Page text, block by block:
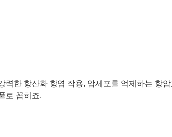
력한 항산화 항염 작용, 암세포를 억제하는 항
로 꼽히죠.